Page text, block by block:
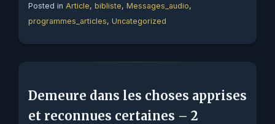
Posted in Article, bibliste, Messages_audio,
programmes_articles, Uncategorized
Demeure dans les choses apprises
et reconnues certaines – 2